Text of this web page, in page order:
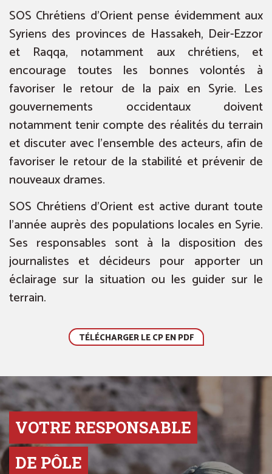
SOS Chrétiens d’Orient pense évidemment aux
Syriens des provinces de Hassakeh, Deir-Ezzor
et Raqqa, notamment aux chrétiens, et
encourage toutes les bonnes volontés à
favoriser le retour de la paix en Syrie. Les
gouvernements occidentaux doivent
notamment tenir compte des réalités du terrain
et discuter avec l’ensemble des acteurs, afin de
favoriser le retour de la stabilité et prévenir de
nouveaux drames.
SOS Chrétiens d’Orient est active durant toute
l’année auprès des populations locales en Syrie.
Ses responsables sont à la disposition des
journalistes et décideurs pour apporter un
éclairage sur la situation ou les guider sur le
terrain.
TÉLÉCHARGER LE CP EN PDF
VOTRE RESPONSABLE
DE PÔLE